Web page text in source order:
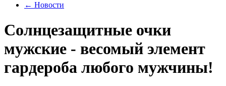
← Новости
Солнцезащитные очки
мужские - весомый элемент
гардероба любого мужчины!